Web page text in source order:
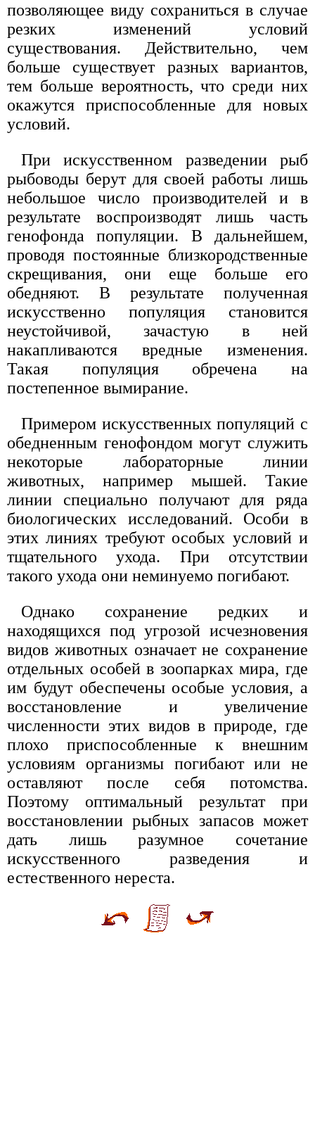
позволяющее виду сохраниться в случае
резких изменений условий
существования. Действительно, чем
больше существует разных вариантов,
тем больше вероятность, что среди них
окажутся приспособленные для новых
условий.
При искусственном разведении рыб
рыбоводы берут для своей работы лишь
небольшое число производителей и в
результате воспроизводят лишь часть
генофонда популяции. В дальнейшем,
проводя постоянные близкородственные
скрещивания, они еще больше его
обедняют. В результате полученная
искусственно популяция становится
неустойчивой, зачастую в ней
накапливаются вредные изменения.
Такая популяция обречена на
постепенное вымирание.
Примером искусственных популяций с
обедненным генофондом могут служить
некоторые лабораторные линии
животных, например мышей. Такие
линии специально получают для ряда
биологических исследований. Особи в
этих линиях требуют особых условий и
тщательного ухода. При отсутствии
такого ухода они неминуемо погибают.
Однако сохранение редких и
находящихся под угрозой исчезновения
видов животных означает не сохранение
отдельных особей в зоопарках мира, где
им будут обеспечены особые условия, а
восстановление и увеличение
численности этих видов в природе, где
плохо приспособленные к внешним
условиям организмы погибают или не
оставляют после себя потомства.
Поэтому оптимальный результат при
восстановлении рыбных запасов может
дать лишь разумное сочетание
искусственного разведения и
естественного нереста.